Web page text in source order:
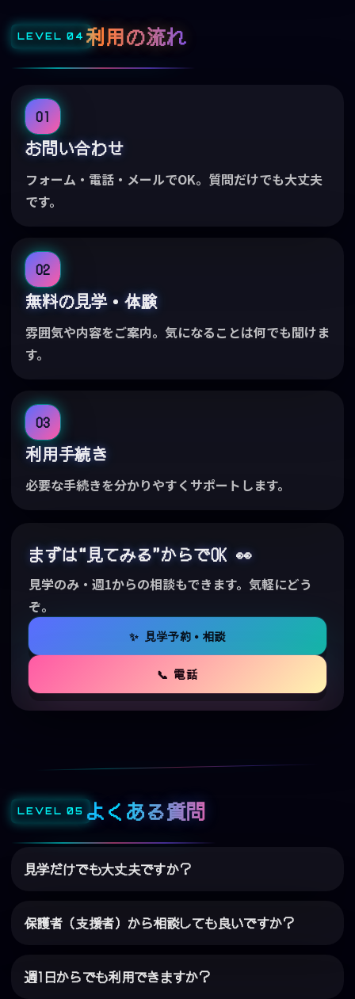
利用の流れ
01
お問い合わせ
フォーム・電話・メールでOK。質問だけでも大丈夫
です。
02
無料の見学・体験
雰囲気や内容をご案内。気になることは何でも聞けま
す。
03
利用手続き
必要な手続きを分かりやすくサポートします。
まずは“見てみる”からでOK 👀
見学のみ・週1からの相談もできます。気軽にどう
ぞ。
✨ 見学予約・相談
📞 電話
よくある質問
見学だけでも大丈夫ですか？
保護者（支援者）から相談しても良いですか？
週1日からでも利用できますか？